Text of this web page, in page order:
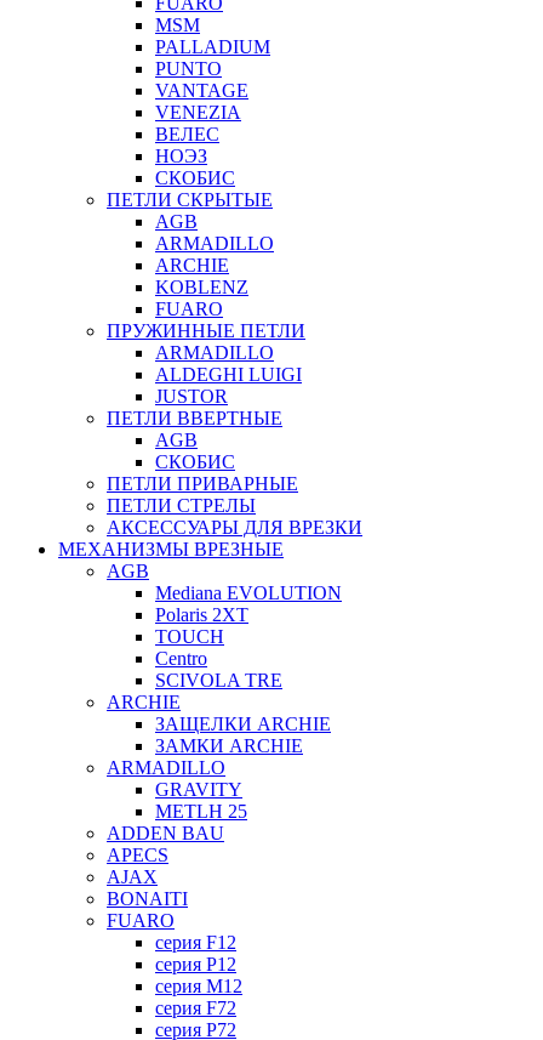
MSM
PALLADIUM
PUNTO
VANTAGE
VENEZIA
ВЕЛЕС
НОЭЗ
СКОБИС
ПЕТЛИ СКРЫТЫЕ
AGB
ARMADILLO
ARCHIE
KOBLENZ
FUARO
ПРУЖИННЫЕ ПЕТЛИ
ARMADILLO
ALDEGHI LUIGI
JUSTOR
ПЕТЛИ ВВЕРТНЫЕ
AGB
СКОБИС
ПЕТЛИ ПРИВАРНЫЕ
ПЕТЛИ СТРЕЛЫ
АКСЕССУАРЫ ДЛЯ ВРЕЗКИ
МЕХАНИЗМЫ ВРЕЗНЫЕ
AGB
Mediana EVOLUTION
Polaris 2XT
TOUCH
Centro
SCIVOLA TRE
ARCHIE
ЗАЩЕЛКИ ARCHIE
ЗАМКИ ARCHIE
ARMADILLO
GRAVITY
METLH 25
ADDEN BAU
APECS
AJAX
BONAITI
FUARO
серия F12
серия P12
серия M12
серия F72
серия P72